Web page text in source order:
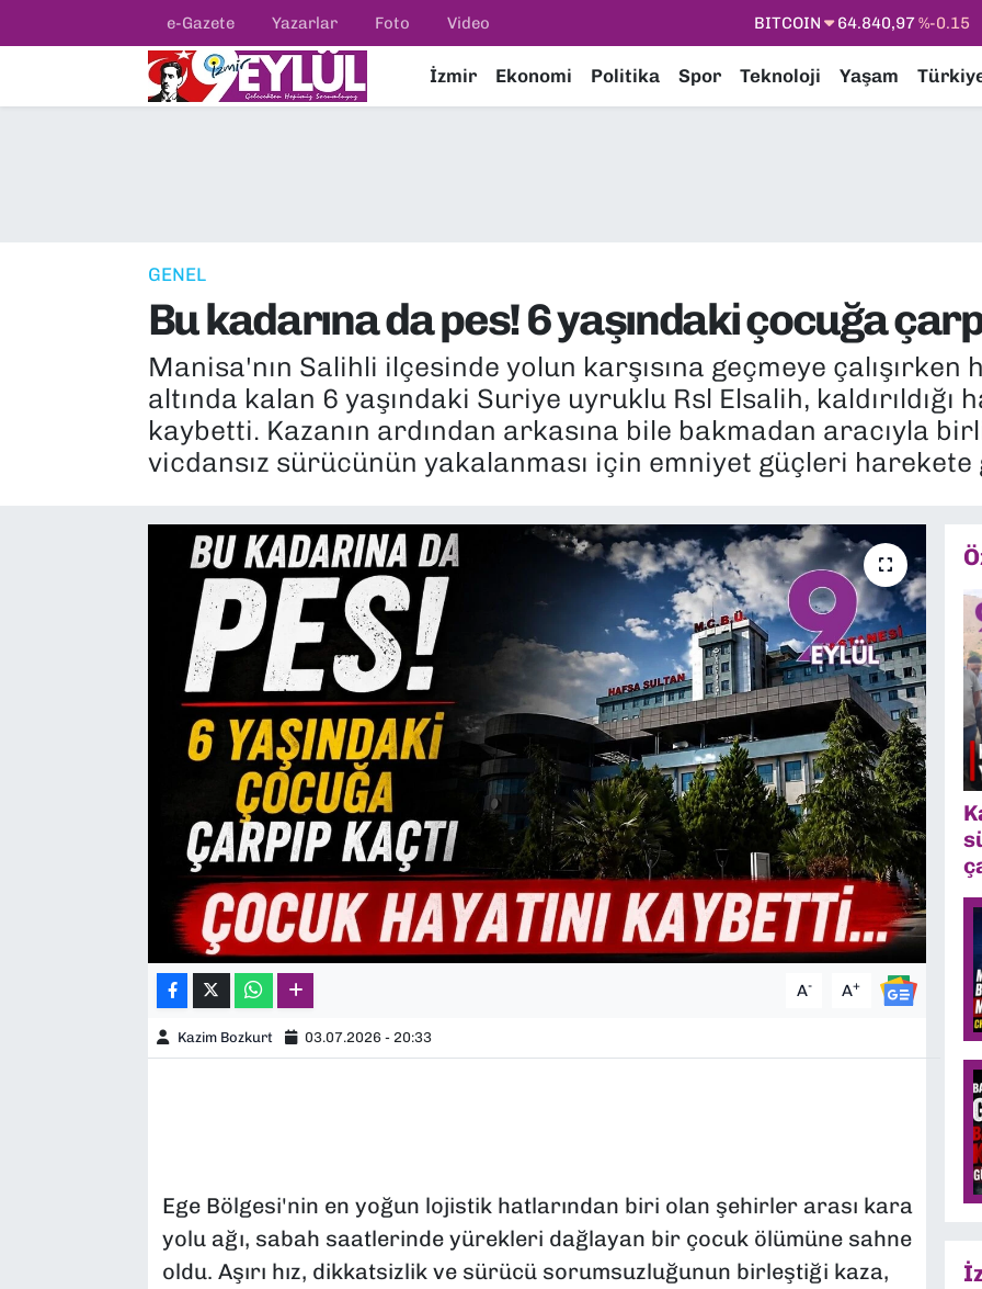
e-Gazete Yazarlar Foto Video DOLAR 47,7436%0.18
STERLİN
64,4811%0.38
İzmir Ekonomi Politika Spor Teknoloji Yaşam
GENEL
Bu kadarına da pes! 6 yaşındaki çocuğa
Manisa'nın Salihli ilçesinde yolun karşısına geçmeye çalışırken
altında kalan 6 yaşındaki Suriye uyruklu Rsl Elsalih, kaldırıldığı
kaybetti. Kazanın ardından arkasına bile bakmadan aracıyla
vicdansız sürücünün yakalanması için emniyet güçleri harekete
A- A+
Kazim Bozkurt 03.07.2026 - 20:33
Ege Bölgesi'nin en yoğun lojistik hatlarından biri olan şehirler arası kara
yolu ağı, sabah saatlerinde yürekleri dağlayan bir çocuk ölümüne sahne
oldu. Aşırı hız, dikkatsizlik ve sürücü sorumsuzluğunun birleştiği kaza,
Resmi İlanlar
EKONOMİ
KÜLTÜR SANAT
MAGAZİN
YEREL YÖNETİMLER
Konak Nöbetçi Eczaneler
Tüm Manşetler
Son Dakika Haberleri
Haber Arşivi